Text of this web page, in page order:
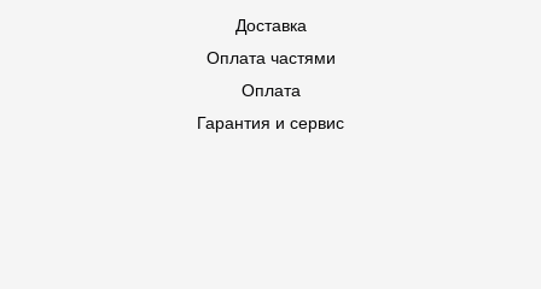
Доставка
Оплата частями
Оплата
Гарантия и сервис